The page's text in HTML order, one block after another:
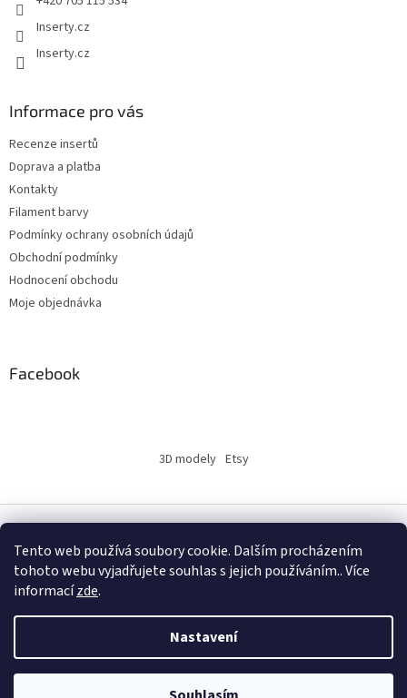
Tento web používá soubory cookie. Dalším procházením
tohoto webu vyjadřujete souhlas s jejich používáním.. Více
informacízde.
Nastavení
Inserty.cz
Inserty.cz
Informace pro vás
Recenze insertů
Doprava a platba
Kontakty
Filament barvy
Podmínky ochrany osobních údajů
Obchodní podmínky
Hodnocení obchodu
Moje objednávka
Facebook
3D modely Etsy
Vytvořil Shoptet
Copyright 2026